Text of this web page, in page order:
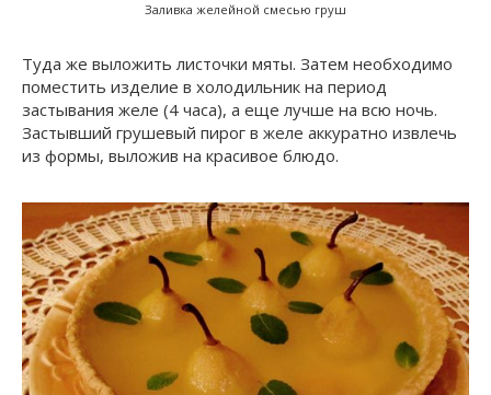
Заливка желейной смесью груш
Туда же выложить листочки мяты. Затем необходимо
поместить изделие в холодильник на период
застывания желе (4 часа), а еще лучше на всю ночь.
Застывший грушевый пирог в желе аккуратно извлечь
из формы, выложив на красивое блюдо.